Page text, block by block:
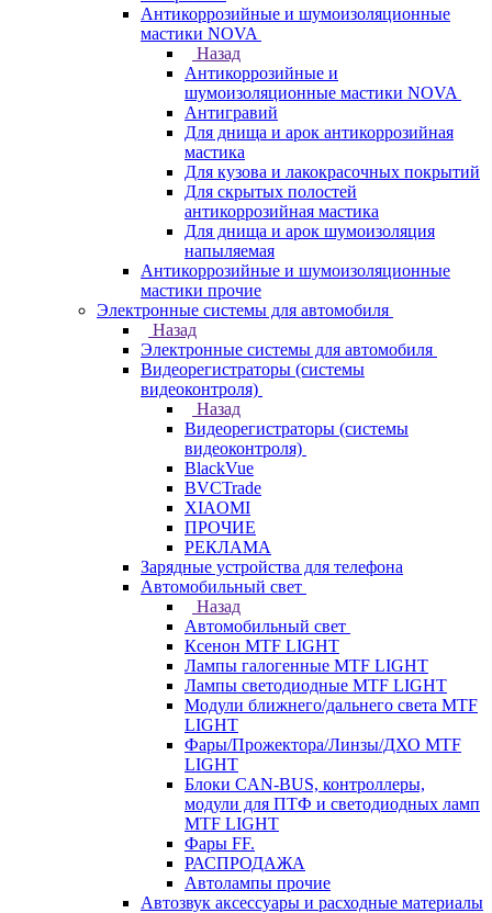
Антикоррозийные и шумоизоляционные
мастики NOVA
Назад
Антикоррозийные и
шумоизоляционные мастики NOVA
Антигравий
Для днища и арок антикоррозийная
мастика
Для кузова и лакокрасочных покрытий
Для скрытых полостей
антикоррозийная мастика
Для днища и арок шумоизоляция
напыляемая
Антикоррозийные и шумоизоляционные
мастики прочие
Электронные системы для автомобиля
Назад
Электронные системы для автомобиля
Видеорегистраторы (системы
видеоконтроля)
Назад
Видеорегистраторы (системы
видеоконтроля)
BlackVue
BVCTrade
XIAOMI
ПРОЧИЕ
РЕКЛАМА
Зарядные устройства для телефона
Автомобильный свет
Назад
Автомобильный свет
Ксенон MTF LIGHT
Лампы галогенные MTF LIGHT
Лампы светодиодные MTF LIGHT
Модули ближнего/дальнего света MTF
LIGHT
Фары/Прожектора/Линзы/ДХО MTF
LIGHT
Блоки CAN-BUS, контроллеры,
модули для ПТФ и светодиодных ламп
MTF LIGHT
Фары FF.
РАСПРОДАЖА
Автолампы прочие
Автозвук аксессуары и расходные материалы